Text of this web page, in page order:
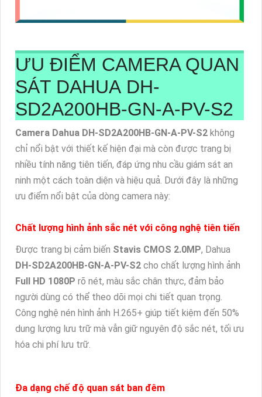
ƯU ĐIỂM CAMERA QUAN
SÁT DAHUA DH-
SD2A200HB-GN-A-PV-S2
Camera Dahua DH-SD2A200HB-GN-A-PV-S2 không
chỉ nổi bật với thiết kế hiện đại mà còn được trang bị
nhiều tính năng tiên tiến, đáp ứng nhu cầu giám sát an
ninh một cách toàn diện và hiệu quả. Dưới đây là những
ưu điểm nổi bật của dòng camera này:
Chất lượng hình ảnh sắc nét với công nghệ tiên tiến
Được trang bị cảm biến Stavis CMOS 2.0MP, Dahua
DH-SD2A200HB-GN-A-PV-S2 cho chất lượng hình ảnh
Full HD 1080P rõ nét, màu sắc chân thực, đảm bảo
người dùng có thể theo dõi mọi chi tiết quan trọng.
Công nghệ nén hình ảnh H.265+ giúp tiết kiệm đến 50%
dung lượng lưu trữ mà vẫn giữ nguyên độ sắc nét, tối ưu
hóa chi phí lưu trữ.
Đa dạng chế độ quan sát ban đêm